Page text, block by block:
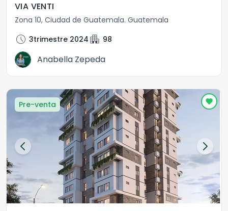
VIA VENTI
Zona 10, Ciudad de Guatemala. Guatemala
schedule 3trimestre 2024 apartment 98
Anabella Zepeda
Pre-venta